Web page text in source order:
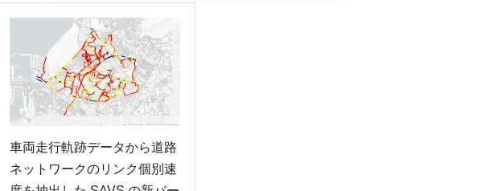
車両走行軌跡データから道路
ネットワークのリンク個別速